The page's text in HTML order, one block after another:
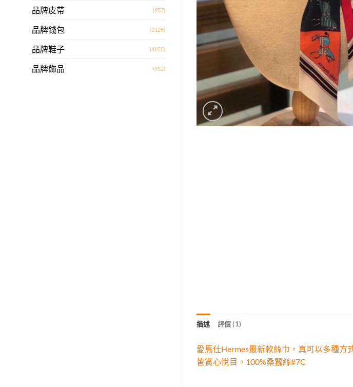
品牌皮帶 (957)
品牌錢包 (2128)
品牌鞋子 (4655)
品牌飾品 (952)
描述 評價 (1)
愛馬仕Hermes最新款絲巾，真可以多種方
皆賞心悅目。100%桑蠶絲#7C